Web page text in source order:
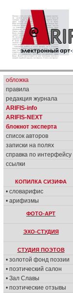
обложка
правила
редакция журнала
ARIFIS-info
ARIFIS-NEXT
блокнот эксперта
список авторов
записки на полях
справка по интерфейсу
ссылки
КОПИЛКА СИЗИФА
• словарифис
• арифизмы
ФОТО-АРТ
ЭХО-СТУДИЯ
СТУДИЯ ПОЭТОВ
• золотой фонд поэзии
• поэтический салон
• Зал Славы
• поэтические отзывы